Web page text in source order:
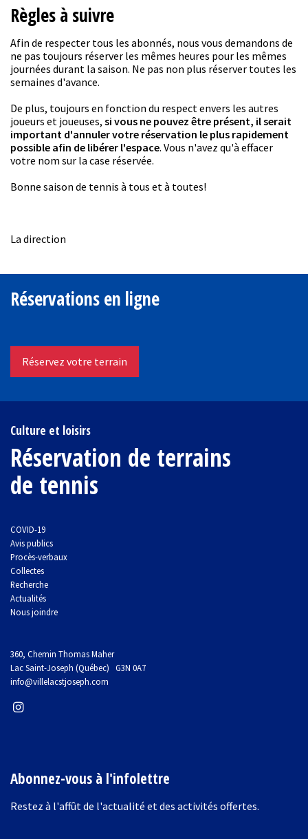
Règles à suivre
Afin de respecter tous les abonnés, nous vous demandons de
ne pas toujours réserver les mêmes heures pour les mêmes
journées durant la saison. Ne pas non plus réserver toutes les
semaines d'avance.
De plus, toujours en fonction du respect envers les autres
joueurs et joueuses, si vous ne pouvez être présent, il serait
important d'annuler votre réservation le plus rapidement
possible afin de libérer l'espace. Vous n'avez qu'à effacer
votre nom sur la case réservée.
Bonne saison de tennis à tous et à toutes!
La direction
Réservations en ligne
Réservez votre terrain
Culture et loisirs
Réservation de terrains
de tennis
COVID-19
Avis publics
Procès-verbaux
Collectes
Recherche
Actualités
Nous joindre
360, Chemin Thomas Maher
Lac Saint-Joseph (Québec) G3N 0A7
info@villelacstjoseph.com
Abonnez-vous à l'infolettre
Restez à l'affût de l'actualité et des activités offertes.